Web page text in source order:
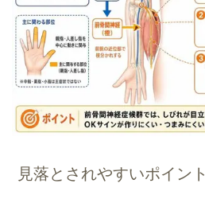
見落とされやすいポイント